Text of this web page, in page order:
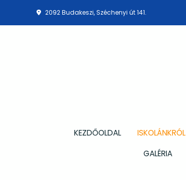
2092 Budakeszi, Széchenyi út 141.
KEZDŐOLDAL ISKOLÁNKRÓL
GALÉRIA